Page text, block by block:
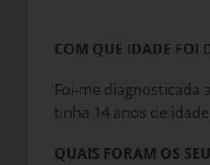
COM QUE IDADE FOI
Foi-me diagnosticada
tinha 14 anos de idade
QUAIS FORAM OS